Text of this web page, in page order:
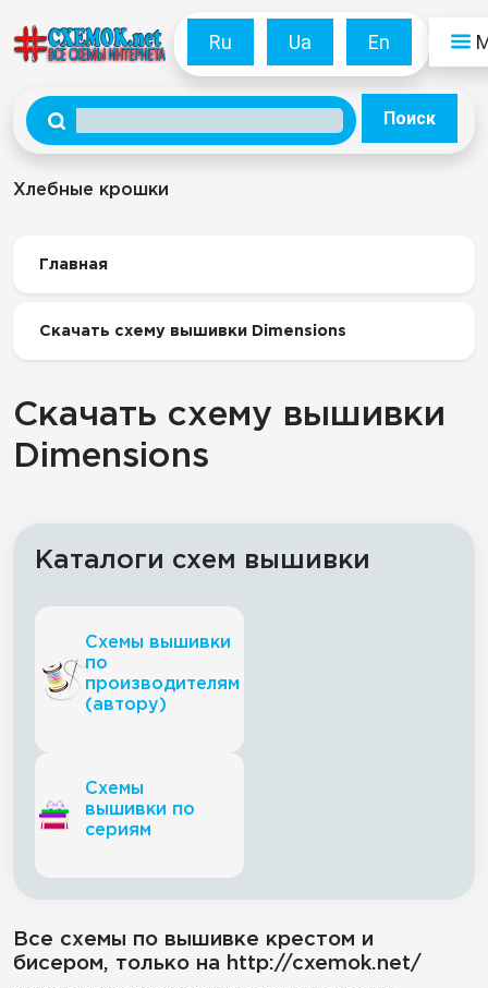
Ru Ua En
Поиск
Хлебные крошки
Главная
Скачать схему вышивки Dimensions
Скачать схему вышивки
Dimensions
Каталоги схем вышивки
Схемы вышивки
по
производителям
(автору)
Схемы
вышивки по
сериям
Все схемы по вышивке крестом и
бисером, только на http://cxemok.net/